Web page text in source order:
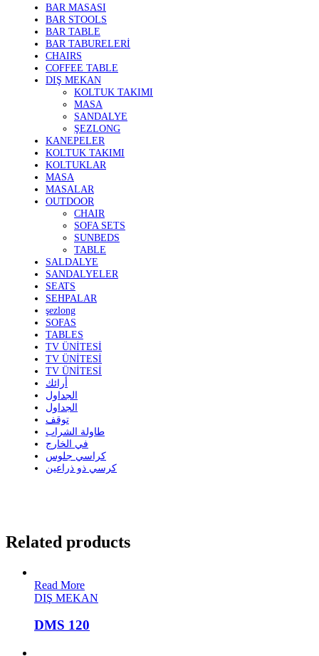
BAR MASASI
BAR STOOLS
BAR TABLE
BAR TABURELERİ
CHAIRS
COFFEE TABLE
DIŞ MEKAN
KOLTUK TAKIMI
MASA
SANDALYE
ŞEZLONG
KANEPELER
KOLTUK TAKIMI
KOLTUKLAR
MASA
MASALAR
OUTDOOR
CHAIR
SOFA SETS
SUNBEDS
TABLE
SALDALYE
SANDALYELER
SEATS
SEHPALAR
şezlong
SOFAS
TABLES
TV ÜNİTESİ
TV ÜNİTESİ
TV ÜNİTESİ
أرائك
الجداول
الجداول
توقف
طاولة الشراب
في الخارج
كراسي جلوس
كرسي ذو ذراعين
Related products
Read More
DIŞ MEKAN
DMS 120